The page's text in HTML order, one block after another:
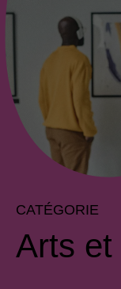
CATÉGORIE
Arts et